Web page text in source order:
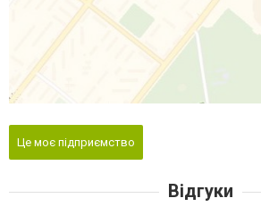
Це моє підприємство
Відгуки